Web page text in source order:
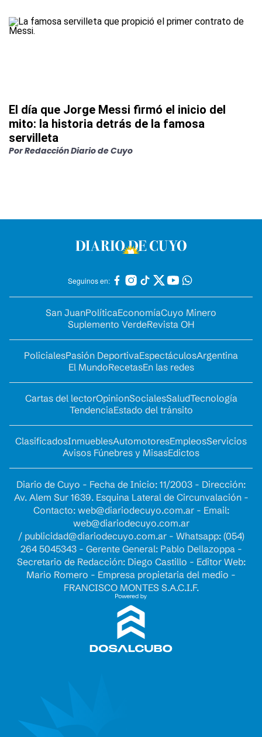
El día que Jorge Messi firmó el inicio del
mito: la historia detrás de la famosa
servilleta
PorRedacción Diario de Cuyo
Seguinos en:
San JuanPolíticaEconomíaCuyo Minero
Suplemento VerdeRevista OH
PolicialesPasión DeportivaEspectáculosArgentina
El MundoRecetasEn las redes
Cartas del lectorOpinionSocialesSaludTecnología
TendenciaEstado del tránsito
ClasificadosInmueblesAutomotoresEmpleosServicios
Avisos Fúnebres y MisasEdictos
Diario de Cuyo - Fecha de Inicio: 11/2003 - Dirección:
Av. Alem Sur 1639. Esquina Lateral de Circunvalación -
Contacto: web@diariodecuyo.com.ar- Email:
web@diariodecuyo.com.ar
/ publicidad@diariodecuyo.com.ar- Whatsapp: (054)
264 5045343 - Gerente General: Pablo Dellazoppa -
Secretario de Redacción: Diego Castillo - Editor Web:
Mario Romero - Empresa propietaria del medio -
FRANCISCO MONTES S.A.C.I.F.